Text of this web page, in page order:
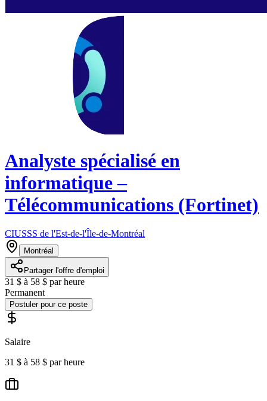
Analyste spécialisé en
informatique –
Télécommunications (Fortinet)
CIUSSS de l'Est-de-l'Île-de-Montréal
Montréal
Partager l'offre d'emploi
31 $ à 58 $ par heure
Permanent
Postuler pour ce poste
Salaire
31 $ à 58 $ par heure